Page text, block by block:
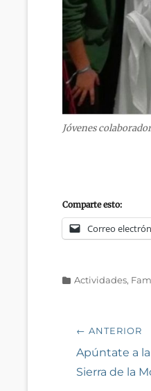
Jóvenes
Comparte esto:
Correo
Categorías
Actividades,
Navegación
de
entradas
← ANTERIOR
Entrada
anterior:
Apúntate a
Sierra de la